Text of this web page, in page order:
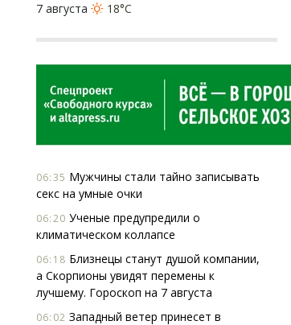
7 августа
18°C
06:35 Мужчины стали тайно записывать
секс на умные очки
06:20 Ученые предупредили о
климатическом коллапсе
06:18 Близнецы станут душой компании,
а Скорпионы увидят перемены к
лучшему. Гороскоп на 7 августа
06:02 Западный ветер принесет в